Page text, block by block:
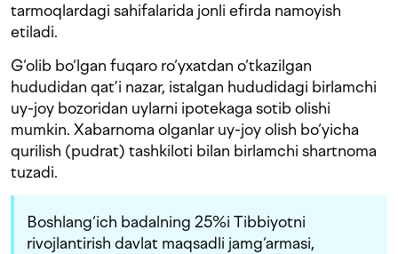
tarmoqlardagi sahifalarida jonli efirda namoyish
etiladi.
G‘olib bo‘lgan fuqaro ro‘yxatdan o‘tkazilgan
hududidan qat’i nazar, istalgan hududidagi birlamchi
uy-joy bozoridan uylarni ipotekaga sotib olishi
mumkin. Xabarnoma olganlar uy-joy olish bo‘yicha
qurilish (pudrat) tashkiloti bilan birlamchi shartnoma
tuzadi.
Boshlang‘ich badalning 25%i Tibbiyotni
rivojlantirish davlat maqsadli jamg‘armasi,